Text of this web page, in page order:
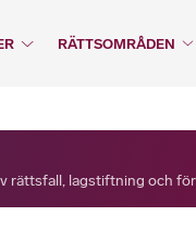
RÄTTSOMRÅDEN
lagstiftning och